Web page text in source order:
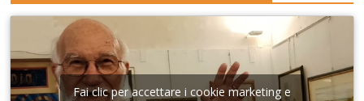
Fai clic per accettare i cookie marketing e